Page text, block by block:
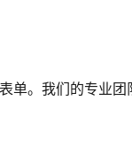
单。我们的专业团